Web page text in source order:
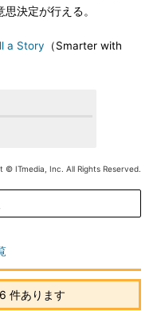
決定が行える。
a Story （Smarter with
© ITmedia, Inc. All Rights Reserved.
件あります